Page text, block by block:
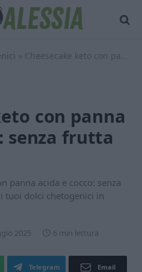
» Cheesecake keto con panna acida e cocco: senza frutta secca
con panna
senza frutta
panna acida e cocco: senza
tuoi dolci chetogenici in
2025 6 min lettura
Telegram Email